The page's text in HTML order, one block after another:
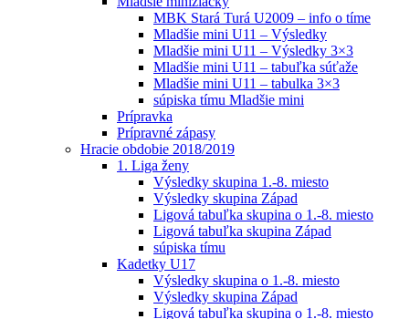
MBK Stará Turá U2009 – info o tíme
Mladšie mini U11 – Výsledky
Mladšie mini U11 – Výsledky 3×3
Mladšie mini U11 – tabuľka súťaže
Mladšie mini U11 – tabulka 3×3
súpiska tímu Mladšie mini
Prípravka
Prípravné zápasy
Hracie obdobie 2018/2019
1. Liga ženy
Výsledky skupina 1.-8. miesto
Výsledky skupina Západ
Ligová tabuľka skupina o 1.-8. miesto
Ligová tabuľka skupina Západ
súpiska tímu
Kadetky U17
Výsledky skupina o 1.-8. miesto
Výsledky skupina Západ
Ligová tabuľka skupina o 1.-8. miesto